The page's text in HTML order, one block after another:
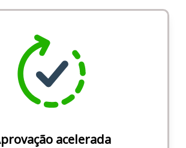
acelerada